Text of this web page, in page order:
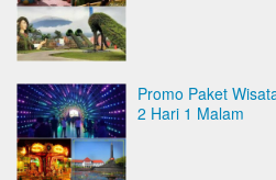
Promo Paket
2 Hari 1 Malam